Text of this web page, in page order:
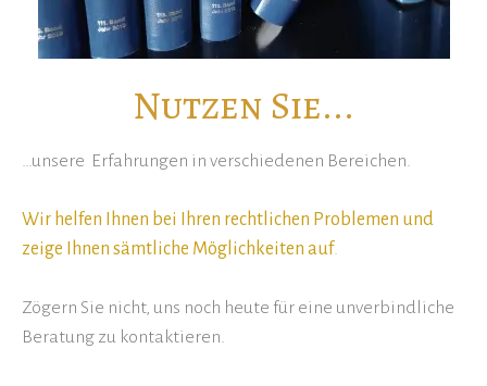
Nutzen Sie...
…unsere Erfahrungen in verschiedenen Bereichen.
Wir helfen Ihnen bei Ihren rechtlichen Problemen und
zeige Ihnen sämtliche Möglichkeiten auf.
Zögern Sie nicht, uns noch heute für eine unverbindliche
Beratung zu kontaktieren.